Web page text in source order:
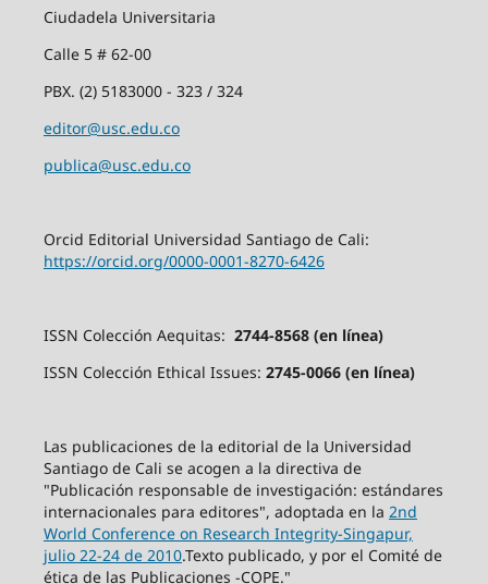
Ciudadela Universitaria
Calle 5 # 62-00
PBX. (2) 5183000 - 323 / 324
editor@usc.edu.co
publica@usc.edu.co
Orcid Editorial Universidad Santiago de Cali:
https://orcid.org/0000-0001-8270-6426
ISSN Colección Aequitas: 2744-8568 (en línea)
ISSN Colección Ethical Issues: 2745-0066 (en línea)
Las publicaciones de la editorial de la Universidad
Santiago de Cali se acogen a la directiva de
"Publicación responsable de investigación: estándares
internacionales para editores", adoptada en la 2nd
World Conference on Research Integrity-Singapur,
julio 22-24 de 2010.Texto publicado, y por el Comité de
ética de las Publicaciones -COPE."